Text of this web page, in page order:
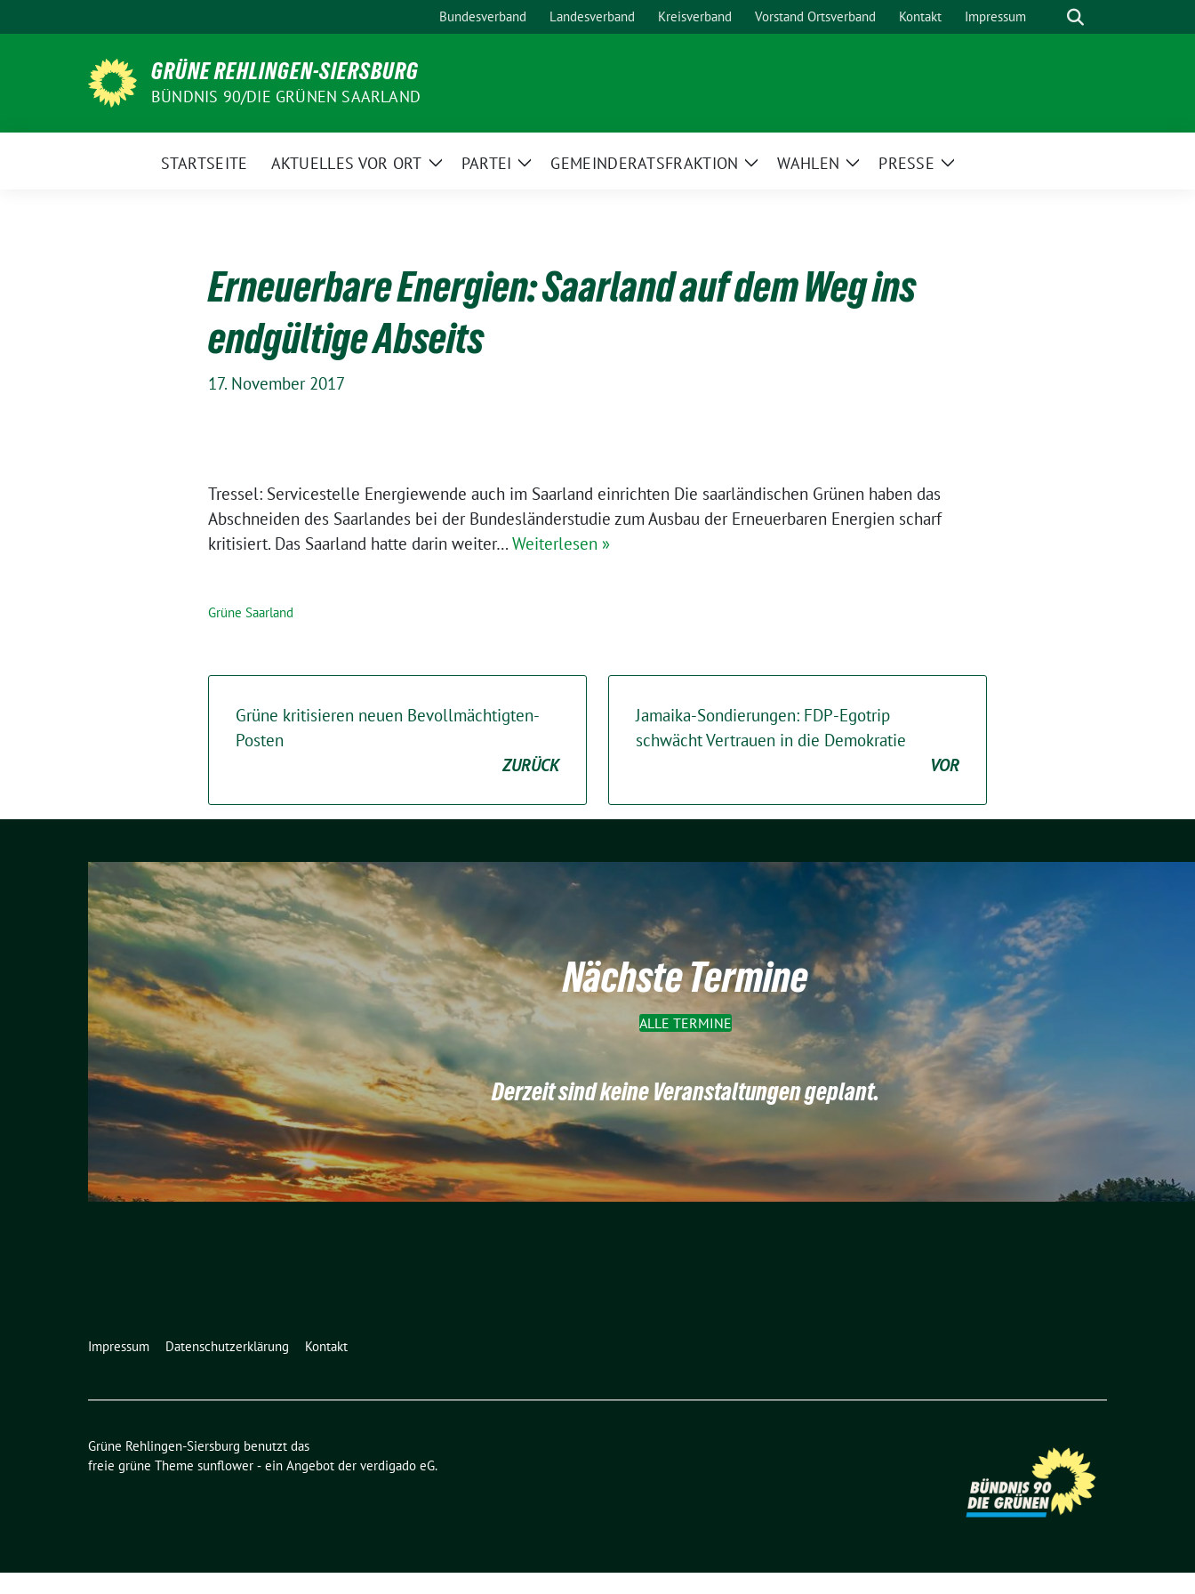
zum
Bundesverband Landesverband Kreisverband Vorstand Ortsverband Kontakt Impressum Suche
GRÜNE REHLINGEN-SIERSBURG
BÜNDNIS 90/DIE GRÜNEN SAARLAND
STARTSEITE AKTUELLES VOR ORT
ZeigePARTEI
ZeigeGEMEINDERATSFRAKTION
ZeigeWAHLEN
ZeigePRESSE
Zeige
Erneuerbare Energien: Saarland auf dem Weg ins
endgültige Abseits
17. November 2017
Tressel: Servicestelle Energiewende auch im Saarland einrichten Die saarländischen Grünen haben das
Abschneiden des Saarlandes bei der Bundesländerstudie zum Ausbau der Erneuerbaren Energien scharf
kritisiert. Das Saarland hatte darin weiter… Weiterlesen »
Grüne Saarland
Grüne kritisieren neuen Bevollmächtigten-
Posten
ZURÜCK
Jamaika-Sondierungen: FDP-Egotrip
schwächt Vertrauen in die Demokratie
VOR
Nächste Termine
ALLE TERMINE
Derzeit sind keine Veranstaltungen geplant.
Impressum Datenschutzerklärung Kontakt
Grüne Rehlingen-Siersburg benutzt das
freie grüne Theme sunflower ‐ ein Angebot der verdigado eG.